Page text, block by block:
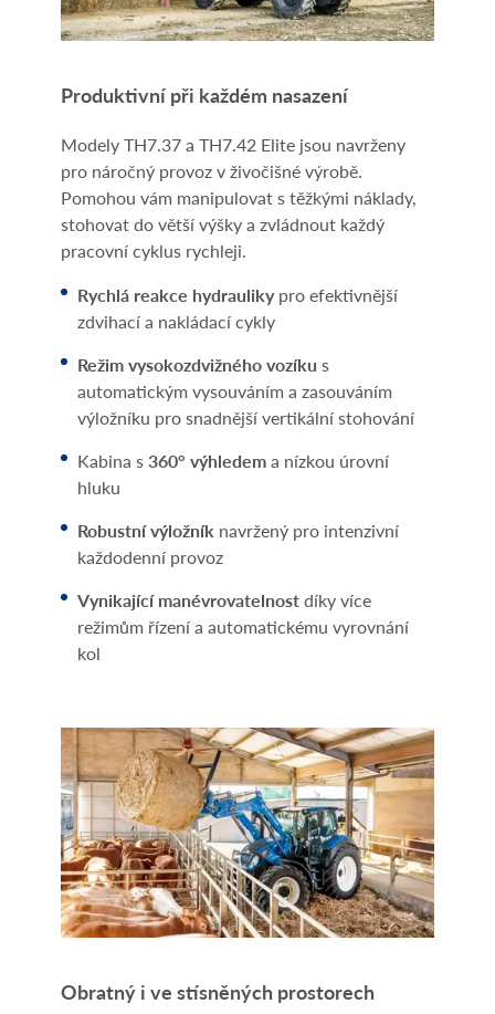
Produktivní při každém nasazení
Modely TH7.37 a TH7.42 Elite jsou navrženy
pro náročný provoz v živočišné výrobě.
Pomohou vám manipulovat s těžkými náklady,
stohovat do větší výšky a zvládnout každý
pracovní cyklus rychleji.
Rychlá reakce hydraulikypro efektivnější
zdvihací a nakládací cykly
Režim vysokozdvižného vozíku s
automatickým vysouváním a zasouváním
výložníku pro snadnější vertikální stohování
Kabina s360° výhledema nízkou úrovní
hluku
Robustní výložník navržený pro intenzivní
každodenní provoz
Vynikající manévrovatelnostdíky více
režimům řízení a automatickému vyrovnání
kol
Obratný i ve stísněných prostorech